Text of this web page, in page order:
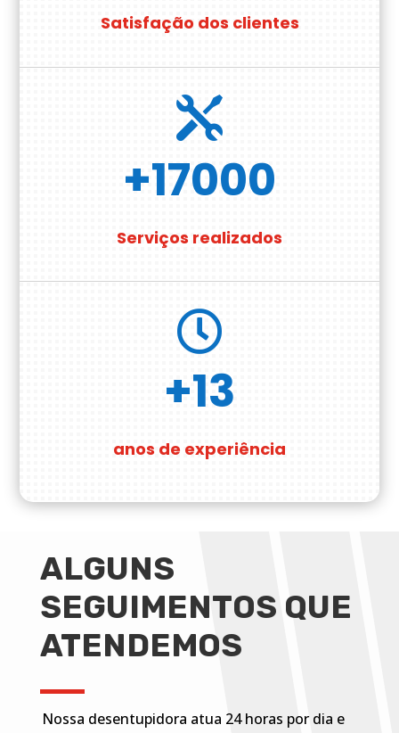
Satisfação dos clientes

+17000
Serviços realizados

+13
anos de experiência
ALGUNS
SEGUIMENTOS QUE
ATENDEMOS
Nossa desentupidora atua 24 horas por dia e